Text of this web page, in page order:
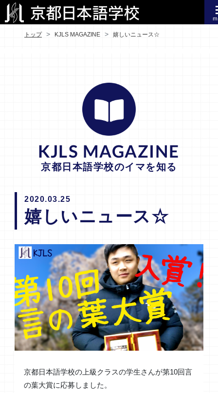
トップ KJLS MAGAZINE 嬉しいニュース☆
KJLS MAGAZINE
京都日本語学校のイマを知る
2020.03.25
嬉しいニュース☆
京都日本語学校の上級クラスの学生さんが第10回言
の葉大賞に応募しました。